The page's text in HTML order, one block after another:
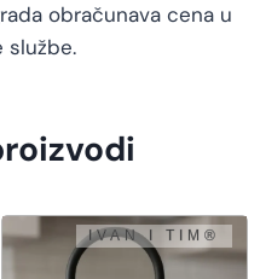
obračunava cena u
službe.